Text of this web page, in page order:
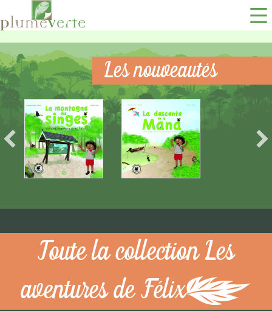
Les nouveautés
Toute la collection Les
aventures de Félix